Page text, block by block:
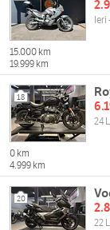
Ieri
15.000 km
19.999 km
18
24
0 km
4.999 km
20
22